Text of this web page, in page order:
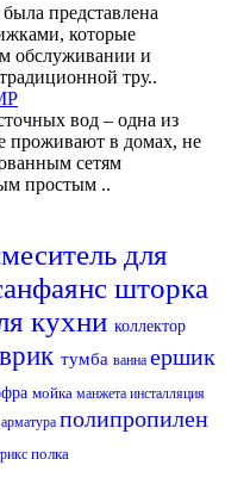
представлена
которые
обслуживании и
тру..
вод – одна из
проживают в домах, не
сетям
простым ..
для
шторка
кухни коллектор
тумба ванна ершик
мойка манжета инсталляция
арматура полипропилен
полка